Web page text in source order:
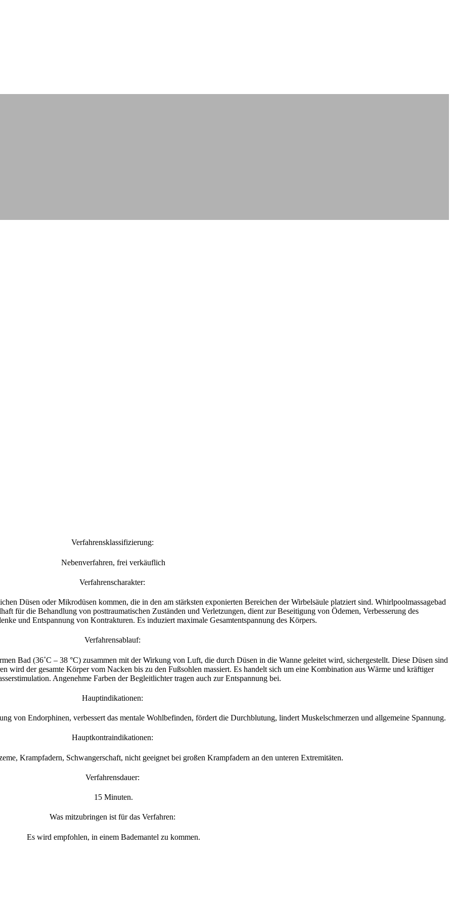
Verfahrensklassifizierung:
Nebenverfahren, frei verkäuflich
Verfahrenscharakter:
Düsen oder Mikrodüsen kommen, die in den am stärksten exponierten Bereichen der Wirbelsäule platziert sind. Whirlpoolmassagebad
für die Behandlung von posttraumatischen Zuständen und Verletzungen, dient zur Beseitigung von Ödemen, Verbesserung des
und Entspannung von Kontrakturen. Es induziert maximale Gesamtentspannung des Körpers.
Verfahrensablauf:
Bad (36˚C – 38 °C) zusammen mit der Wirkung von Luft, die durch Düsen in die Wanne geleitet wird, sichergestellt. Diese Düsen sind
wird der gesamte Körper vom Nacken bis zu den Fußsohlen massiert. Es handelt sich um eine Kombination aus Wärme und kräftiger
Angenehme Farben der Begleitlichter tragen auch zur Entspannung bei.
Hauptindikationen:
von Endorphinen, verbessert das mentale Wohlbefinden, fördert die Durchblutung, lindert Muskelschmerzen und allgemeine Spannung.
Hauptkontraindikationen:
Krampfadern, Schwangerschaft, nicht geeignet bei großen Krampfadern an den unteren Extremitäten.
Verfahrensdauer:
15 Minuten.
Was mitzubringen ist für das Verfahren:
Es wird empfohlen, in einem Bademantel zu kommen.